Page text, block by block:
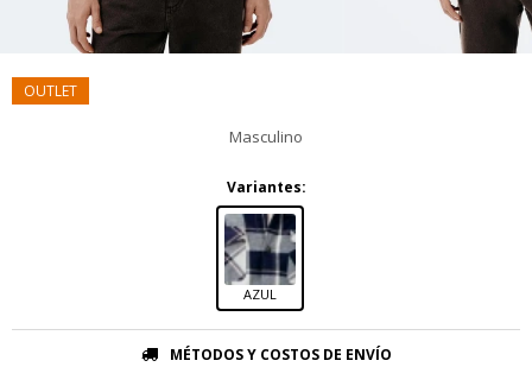
Masculino
Variantes:
AZUL
MÉTODOS Y COSTOS DE ENVÍO